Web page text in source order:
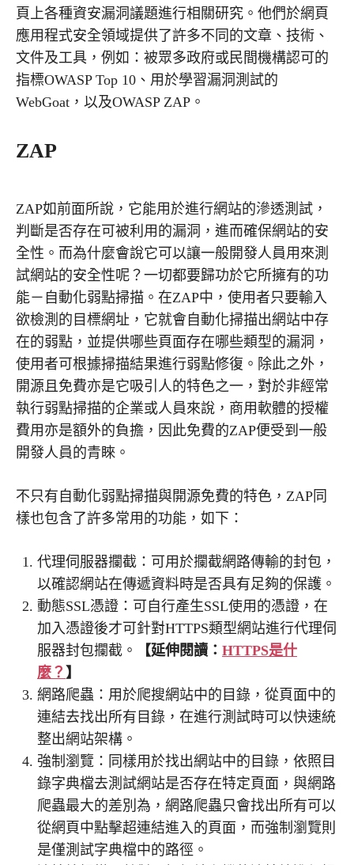
頁上各種資安漏洞議題進行相關研究。他們於網頁
應用程式安全領域提供了許多不同的文章、技術、
文件及工具，例如：被眾多政府或民間機構認可的
指標OWASP Top 10、用於學習漏洞測試的
WebGoat，以及OWASP ZAP。
ZAP
ZAP如前面所說，它能用於進行網站的滲透測試，
判斷是否存在可被利用的漏洞，進而確保網站的安
全性。而為什麼會說它可以讓一般開發人員用來測
試網站的安全性呢？一切都要歸功於它所擁有的功
能－自動化弱點掃描。在ZAP中，使用者只要輸入
欲檢測的目標網址，它就會自動化掃描出網站中存
在的弱點，並提供哪些頁面存在哪些類型的漏洞，
使用者可根據掃描結果進行弱點修復。除此之外，
開源且免費亦是它吸引人的特色之一，對於非經常
執行弱點掃描的企業或人員來說，商用軟體的授權
費用亦是額外的負擔，因此免費的ZAP便受到一般
開發人員的青睞。
不只有自動化弱點掃描與開源免費的特色，ZAP同
樣也包含了許多常用的功能，如下：
代理伺服器攔截：可用於攔截網路傳輸的封包，
以確認網站在傳遞資料時是否具有足夠的保護。
動態SSL憑證：可自行產生SSL使用的憑證，在
加入憑證後才可針對HTTPS類型網站進行代理伺
服器封包攔截。
【延伸閱讀： HTTPS是什
麼？ 】
網路爬蟲：用於爬搜網站中的目錄，從頁面中的
連結去找出所有目錄，在進行測試時可以快速統
整出網站架構。
強制瀏覽：同樣用於找出網站中的目錄，依照目
錄字典檔去測試網站是否存在特定頁面，與網路
爬蟲最大的差別為，網路爬蟲只會找出所有可以
從網頁中點擊超連結進入的頁面，而強制瀏覽則
是僅測試字典檔中的路徑。